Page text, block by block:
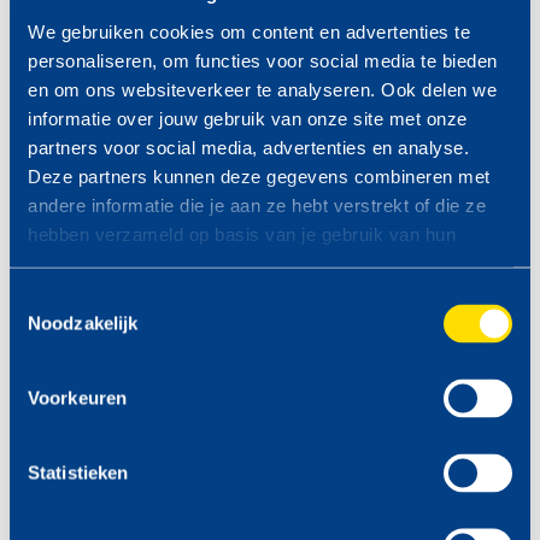
We gebruiken cookies om content en advertenties te
personaliseren, om functies voor social media te bieden
en om ons websiteverkeer te analyseren. Ook delen we
informatie over jouw gebruik van onze site met onze
partners voor social media, advertenties en analyse.
Deze partners kunnen deze gegevens combineren met
andere informatie die je aan ze hebt verstrekt of die ze
hebben verzameld op basis van je gebruik van hun
services.
Noodzakelijk
Voorkeuren
Statistieken
Aansprakelijkheid:Brandstoffen en prijzen kunnen op elk
moment wijzigen zonder voorafgaande mededeling van TinQ
Nederland B.V. Alle prijzen zijn onder voorbehoud van
tekstfouten. Voor de gevolgen van tekstfouten wordt geen
aansprakelijkheid aanvaard. Bij tekstfouten is TinQ Nederland
B.V. niet verplicht het betreffende product of de betreffende
producten volgens de foutieve prijs/prijzen te leveren.